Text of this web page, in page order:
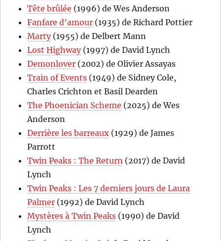
Tête brûlée (1996) de Wes Anderson
Fanfare d’amour (1935) de Richard Pottier
Marty(1955) de Delbert Mann
Lost Highway(1997) de David Lynch
Demonlover (2002) de Olivier Assayas
Train of Events (1949) de Sidney Cole,
Charles Crichton et Basil Dearden
The Phoenician Scheme (2025) de Wes
Anderson
Derrière les barreaux (1929) de James
Parrott
Twin Peaks : The Return (2017) de David
Lynch
Twin Peaks : Les 7 derniers jours de Laura
Palmer (1992) de David Lynch
Mystères à Twin Peaks (1990) de David
Lynch